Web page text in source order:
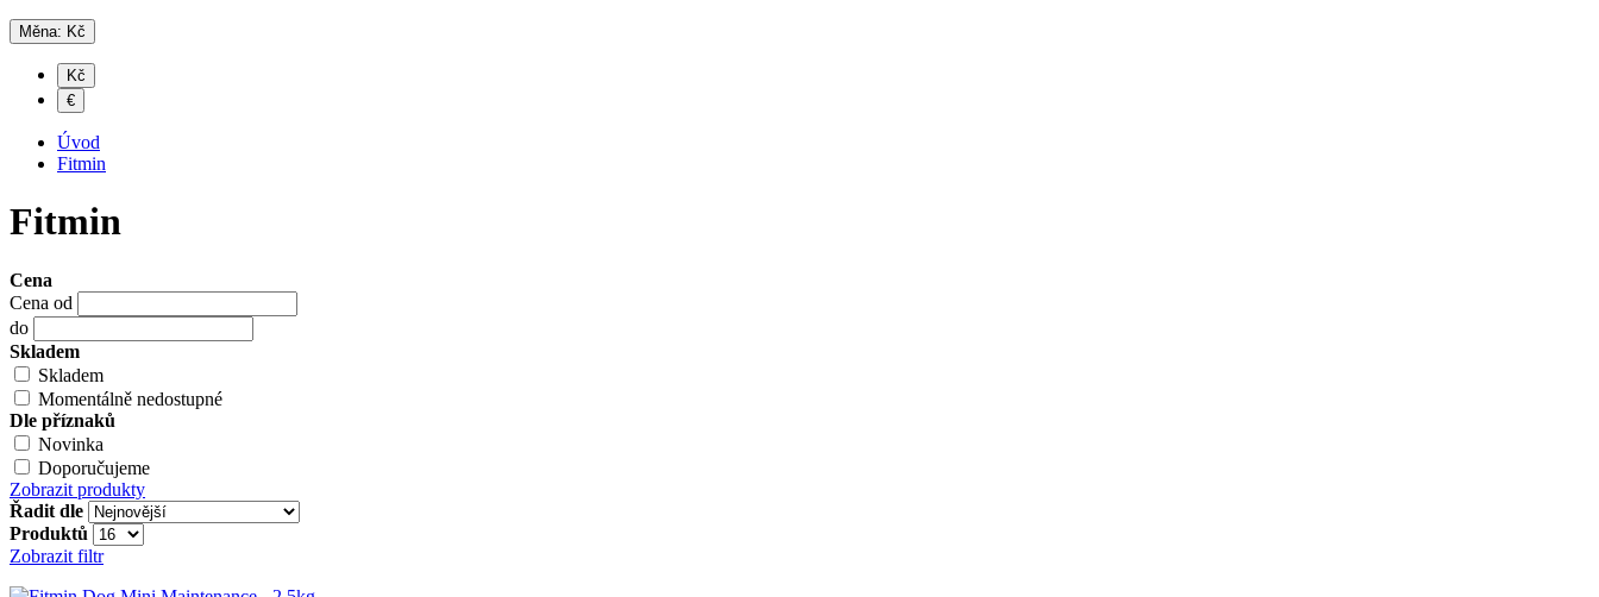
Měna: Kč
Kč
€
Úvod
Fitmin
Fitmin
Cena
Cena od
do
Skladem
Skladem
Momentálně nedostupné
Dle příznaků
Novinka
Doporučujeme
Zobrazit produkty
Řadit dle
Produktů
Zobrazit filtr